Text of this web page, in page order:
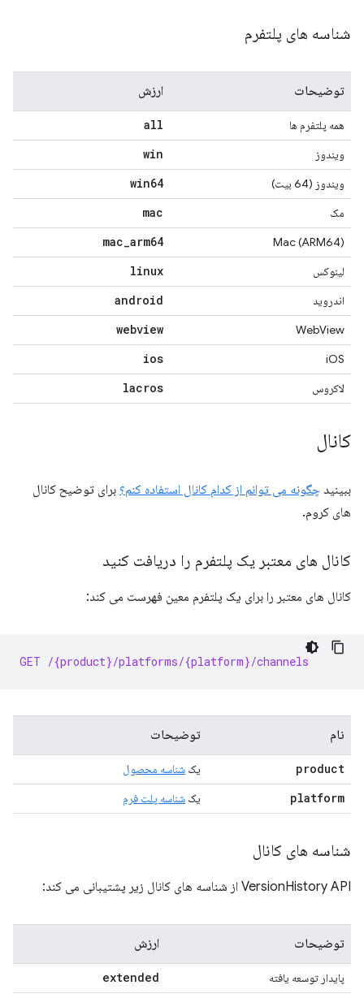
شناسه های پلتفرم
توضیحات ارزش
همه پلتفرم ها all
ویندوز win
ویندوز (64 بیت) win64
مک mac
Mac (ARM64)
mac_arm64
لینوکس linux
اندروید android
WebView
webview
iOS
ios
لاکروس lacros
کانال
ببینید چگونه می توانم از کدام کانال استفاده کنم؟ برای توضیح کانال
های کروم.
کانال های معتبر یک پلتفرم را دریافت کنید
کانال های معتبر را برای یک پلتفرم معین فهرست می کند:
GET /{product}/platforms/{platform}/channels
نام توضیحات
product یک شناسه محصول
platform یک شناسه پلت فرم
شناسه های کانال
VersionHistory API از شناسه های کانال زیر پشتیبانی می کند:
توضیحات ارزش
پایدار توسعه یافته extended